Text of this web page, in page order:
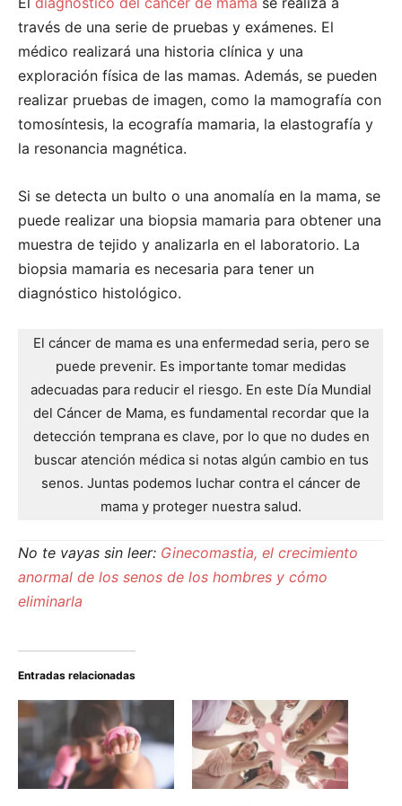
través de una serie de pruebas y exámenes. El
médico realizará una historia clínica y una
exploración física de las mamas. Además, se pueden
realizar pruebas de imagen, como la mamografía con
tomosíntesis, la ecografía mamaria, la elastografía y
la resonancia magnética.
Si se detecta un bulto o una anomalía en la mama, se
puede realizar una biopsia mamaria para obtener una
muestra de tejido y analizarla en el laboratorio. La
biopsia mamaria es necesaria para tener un
diagnóstico histológico.
El cáncer de mama es una enfermedad seria, pero se
puede prevenir. Es importante tomar medidas
adecuadas para reducir el riesgo. En este Día Mundial
del Cáncer de Mama, es fundamental recordar que la
detección temprana es clave, por lo que no dudes en
buscar atención médica si notas algún cambio en tus
senos. Juntas podemos luchar contra el cáncer de
mama y proteger nuestra salud.
No te vayas sin leer: Ginecomastia, el crecimiento
anormal de los senos de los hombres y cómo
eliminarla
Entradas relacionadas